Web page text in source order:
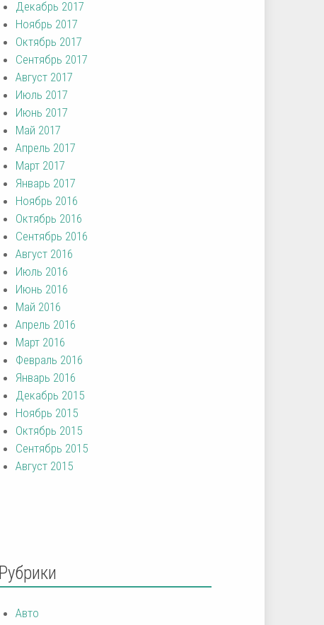
Декабрь 2017
Ноябрь 2017
Октябрь 2017
Сентябрь 2017
Август 2017
Июль 2017
Июнь 2017
Май 2017
Апрель 2017
Март 2017
Январь 2017
Ноябрь 2016
Октябрь 2016
Сентябрь 2016
Август 2016
Июль 2016
Июнь 2016
Май 2016
Апрель 2016
Март 2016
Февраль 2016
Январь 2016
Декабрь 2015
Ноябрь 2015
Октябрь 2015
Сентябрь 2015
Август 2015
Рубрики
Авто